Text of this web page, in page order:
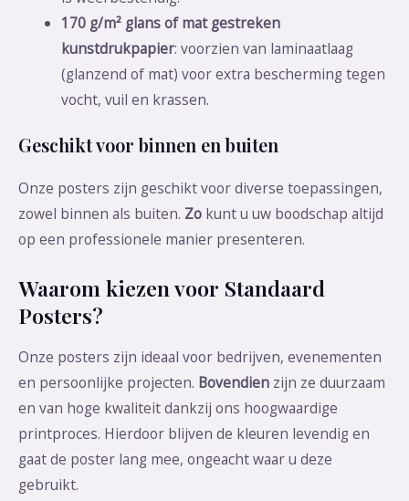
170 g/m² glans of mat gestreken
kunstdrukpapier: voorzien van laminaatlaag
(glanzend of mat) voor extra bescherming tegen
vocht, vuil en krassen.
Geschikt voor binnen en buiten
Onze posters zijn geschikt voor diverse toepassingen,
zowel binnen als buiten. Zo kunt u uw boodschap altijd
op een professionele manier presenteren.
Waarom kiezen voor Standaard
Posters?
Onze posters zijn ideaal voor bedrijven, evenementen
en persoonlijke projecten. Bovendien zijn ze duurzaam
en van hoge kwaliteit dankzij ons hoogwaardige
printproces. Hierdoor blijven de kleuren levendig en
gaat de poster lang mee, ongeacht waar u deze
gebruikt.